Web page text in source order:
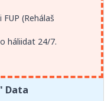
(Rehálaš
háliidat 24/7.
Data